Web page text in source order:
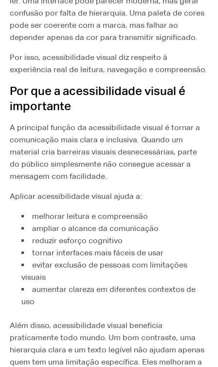
confusão por falta de hierarquia. Uma paleta de cores
pode ser coerente com a marca, mas falhar ao
depender apenas da cor para transmitir significado.
Por isso, acessibilidade visual diz respeito à
experiência real de leitura, navegação e compreensão.
Por que a acessibilidade visual é
importante
A principal função da acessibilidade visual é tornar a
comunicação mais clara e inclusiva. Quando um
material cria barreiras visuais desnecessárias, parte
do público simplesmente não consegue acessar a
mensagem com facilidade.
Aplicar acessibilidade visual ajuda a:
melhorar leitura e compreensão
ampliar o alcance da comunicação
reduzir esforço cognitivo
tornar interfaces mais fáceis de usar
evitar exclusão de pessoas com limitações
visuais
aumentar clareza em diferentes contextos de
uso
Além disso, acessibilidade visual beneficia
praticamente todo mundo. Um bom contraste, uma
hierarquia clara e um texto legível não ajudam apenas
quem tem uma limitação específica. Eles melhoram a